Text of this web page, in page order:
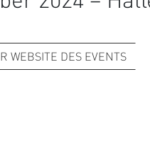
WEBSITE DES EVENTS